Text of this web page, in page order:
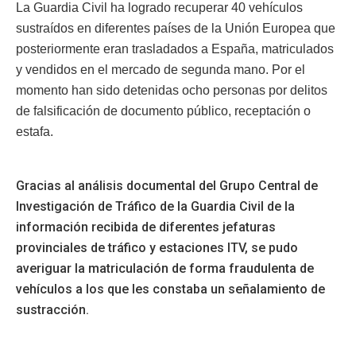
La Guardia Civil ha logrado recuperar 40 vehículos
sustraídos en diferentes países de la Unión Europea que
posteriormente eran trasladados a España, matriculados
y vendidos en el mercado de segunda mano. Por el
momento han sido detenidas ocho personas por delitos
de falsificación de documento público, receptación o
estafa.
Gracias al análisis documental del Grupo Central de
Investigación de Tráfico de la Guardia Civil de la
información recibida de diferentes jefaturas
provinciales de tráfico y estaciones ITV, se pudo
averiguar la matriculación de forma fraudulenta de
vehículos a los que les constaba un señalamiento de
sustracción.